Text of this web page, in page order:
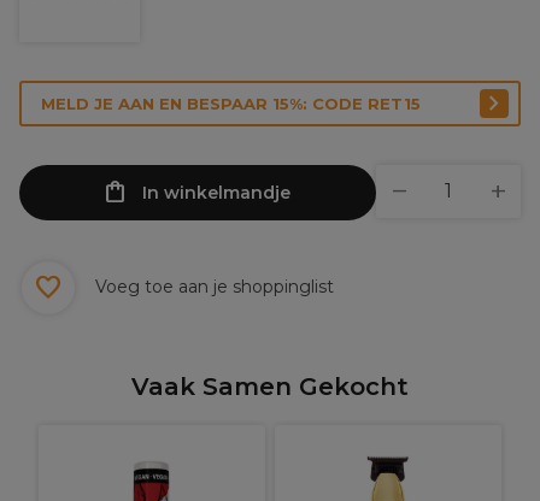
MELD JE AAN EN BESPAAR 15%: CODE RET15
In winkelmandje
Voeg toe aan je shoppinglist
Vaak Samen Gekocht